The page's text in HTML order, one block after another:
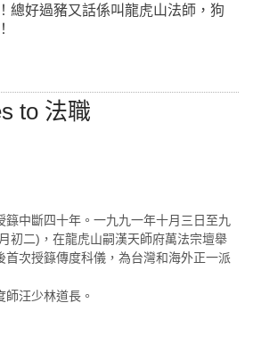
總好過豬又話係叫龍虎山法師，狗
to 法職
籙中斷四十年。一九九一年十月三日至九
初二)，在龍虎山嗣漢天師府萬法宗壇舉
首次授籙傳度科儀，為台灣和海外正一派
汪少林道長。